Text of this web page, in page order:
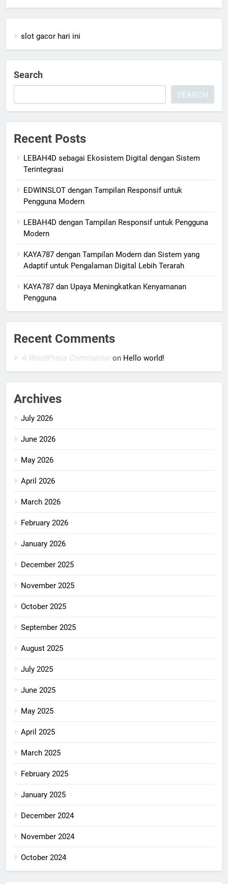
slot gacor hari ini
Search
SEARCH
Recent Posts
LEBAH4D sebagai Ekosistem Digital dengan Sistem
Terintegrasi
EDWINSLOT dengan Tampilan Responsif untuk
Pengguna Modern
LEBAH4D dengan Tampilan Responsif untuk Pengguna
Modern
KAYA787 dengan Tampilan Modern dan Sistem yang
Adaptif untuk Pengalaman Digital Lebih Terarah
KAYA787 dan Upaya Meningkatkan Kenyamanan
Pengguna
Recent Comments
A WordPress Commenteron Hello world!
Archives
July 2026
June 2026
May 2026
April 2026
March 2026
February 2026
January 2026
December 2025
November 2025
October 2025
September 2025
August 2025
July 2025
June 2025
May 2025
April 2025
March 2025
February 2025
January 2025
December 2024
November 2024
October 2024